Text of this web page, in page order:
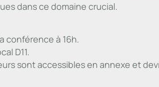
dans ce domaine crucial.
conférence à 16h.
D11.
sont accessibles en annexe et